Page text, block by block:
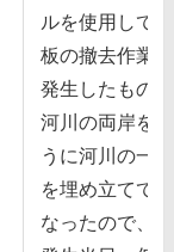
ルを使⽤して
板の撤去作業
発⽣したもの
河川の両岸を
うに河川の⼀部
を埋め⽴てて
なったので、